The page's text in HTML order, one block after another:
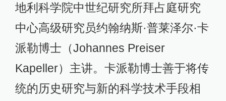
地利科学院中世纪研究所拜占庭研究
中心高级研究员约翰纳斯·普莱泽尔·卡
派勒博士（Johannes Preiser
Kapeller）主讲。卡派勒博士善于将传
统的历史研究与新的科学技术手段相